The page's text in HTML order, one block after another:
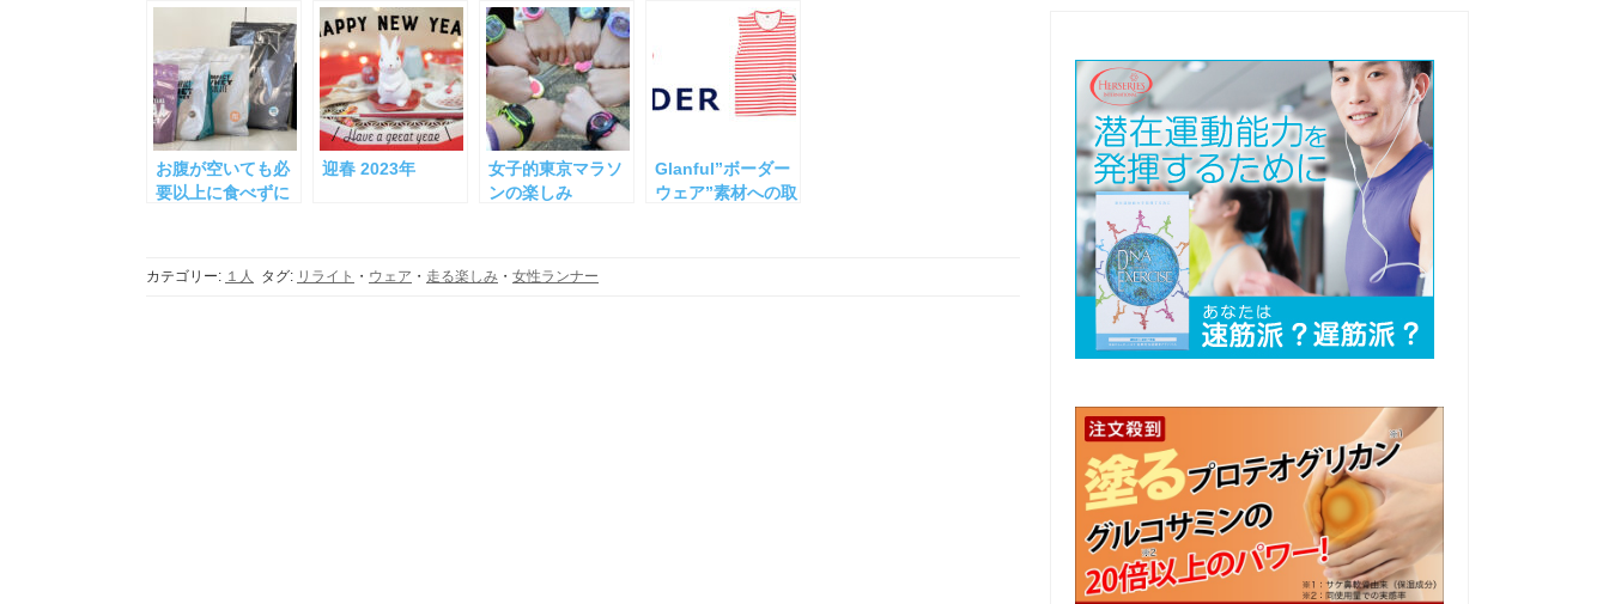
お腹が空いても必
要以上に食べずに
る秘訣とは？
迎春 2023年
女子的東京マラソ
ンの楽しみ
Glanful”ボーダー
ウェア”素材への取
カテゴリー: １人 タグ: リライト ・ ウェア ・ 走る楽しみ ・ 女性ランナー